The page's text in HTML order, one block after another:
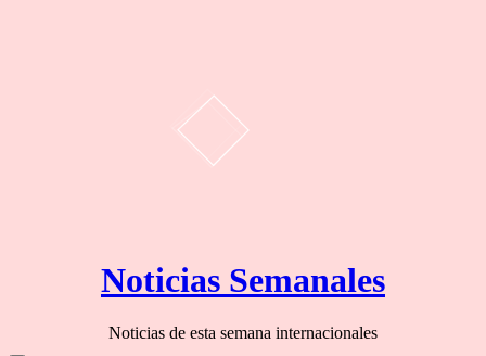
Noticias Semanales
Noticias de esta semana internacionales